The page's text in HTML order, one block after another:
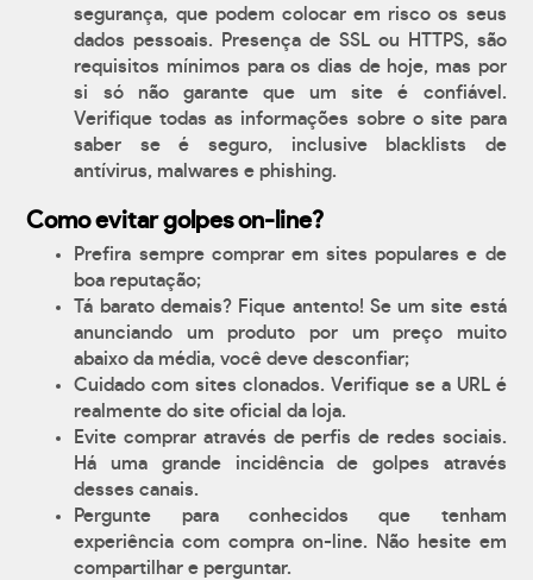
segurança, que podem colocar em risco os seus
dados pessoais. Presença de SSL ou HTTPS, são
requisitos mínimos para os dias de hoje, mas por
si só não garante que um site é confiável.
Verifique todas as informações sobre o site para
saber se é seguro, inclusive blacklists de
antívirus, malwares e phishing.
Como evitar golpes on-line?
Prefira sempre comprar em sites populares e de
boa reputação;
Tá barato demais? Fique antento! Se um site está
anunciando um produto por um preço muito
abaixo da média, você deve desconfiar;
Cuidado com sites clonados. Verifique se a URL é
realmente do site oficial da loja.
Evite comprar através de perfis de redes sociais.
Há uma grande incidência de golpes através
desses canais.
Pergunte para conhecidos que tenham
experiência com compra on-line. Não hesite em
compartilhar e perguntar.